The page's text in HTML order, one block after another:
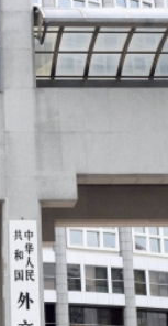
傳統邁向現代
近936億
傳承新篇章